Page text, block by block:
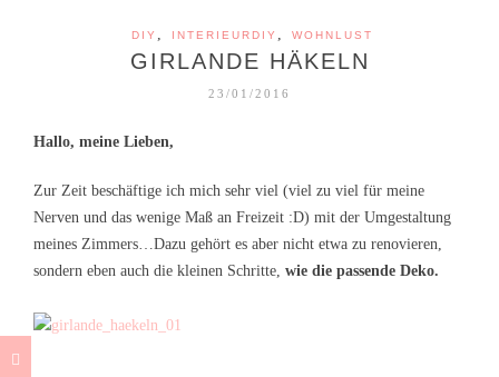
DIY , INTERIEURDIY , WOHNLUST
GIRLANDE HÄKELN
23/01/2016
Hallo, meine Lieben,
Zur Zeit beschäftige ich mich sehr viel (viel zu viel für meine
Nerven und das wenige Maß an Freizeit :D) mit der Umgestaltung
meines Zimmers…Dazu gehört es aber nicht etwa zu renovieren,
sondern eben auch die kleinen Schritte, wie die passende Deko.